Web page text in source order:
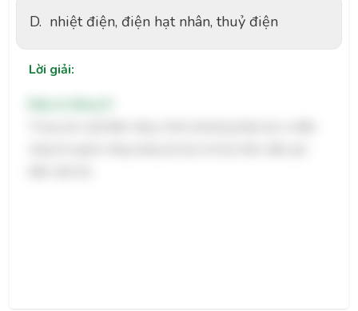
D. nhiệt điện, điện hạt nhân, thuỷ điện
Lời giải: